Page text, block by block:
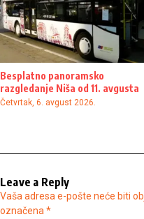
Besplatno panoramsko
razgledanje Niša od 11. avgusta
Četvrtak, 6. avgust 2026.
Leave a Reply
Vaša adresa e-pošte neće biti
označena *